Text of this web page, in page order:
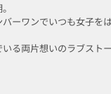
ーワンでいつも女子を
る両片想いのラブスト